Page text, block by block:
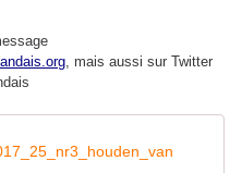
, mais aussi sur Twitter